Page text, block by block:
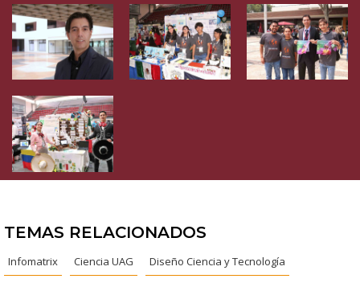
TEMAS RELACIONADOS
Infomatrix Ciencia UAG Diseño Ciencia y Tecnología